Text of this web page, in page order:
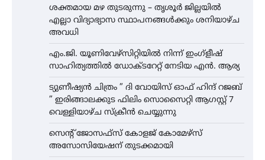
ശക്തമായ മഴ തുടരുന്നു – തൃശൂർ ജില്ലയിൽ
എല്ലാ വിദ്യാഭ്യാസ സ്ഥാപനങ്ങൾക്കും ശനിയാഴ്ച
അവധി
എം.ജി. യൂണിവേഴ്‌സിറ്റിയിൽ നിന്ന് ഇംഗ്ളീഷ്
സാഹിത്യത്തിൽ ഡോക്ടറേറ്റ് നേടിയ എൻ. ആര്യ
ട്യുണീഷ്യൻ ചിത്രം ” ദി വോയിസ് ഓഫ് ഹിന്ദ് റജബ്
” ഇരിങ്ങാലക്കുട ഫിലിം സൊസൈറ്റി ആഗസ്റ്റ് 7
വെള്ളിയാഴ്ച സ്‌ക്രീൻ ചെയ്യുന്നു
സെന്റ് ജോസഫ്സ് കോളജ് കോമേഴ്‌സ്
അസോസിയേഷന് തുടക്കമായി